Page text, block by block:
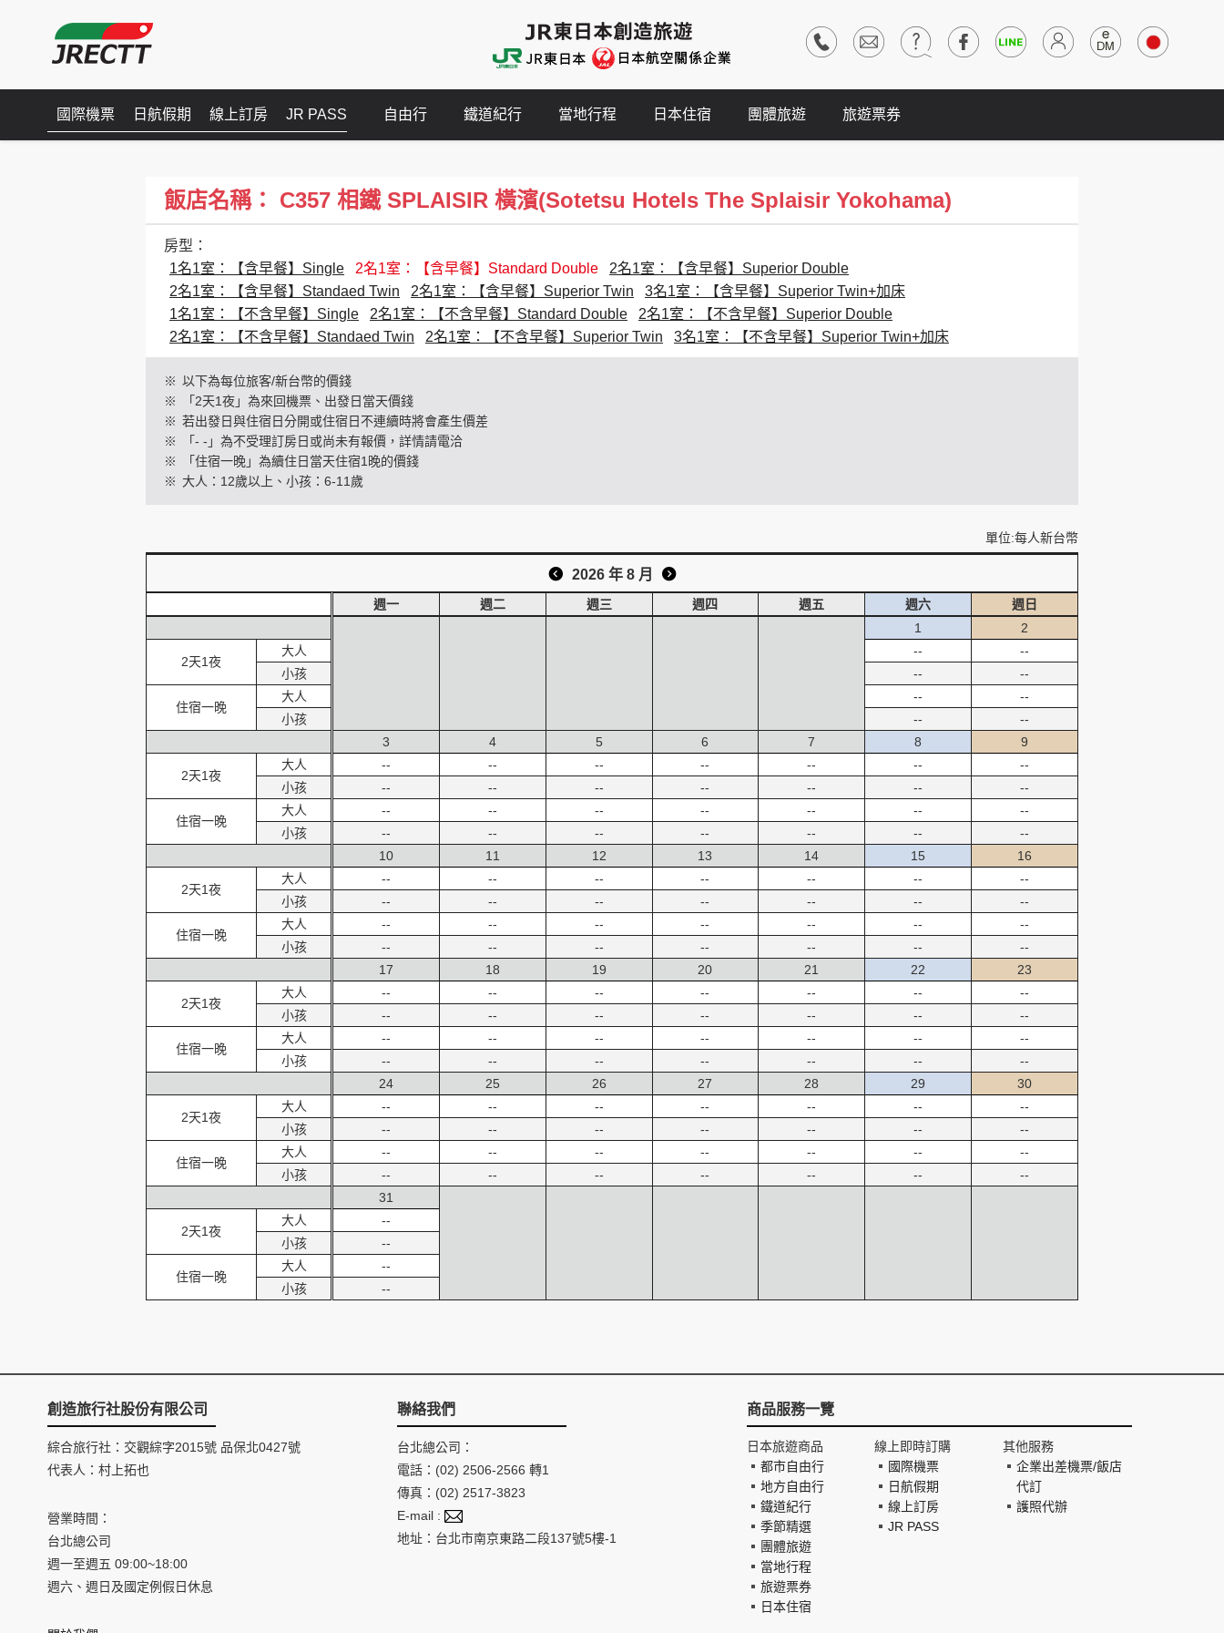
國際機票 日航假期 線上訂房 JR PASS 自由行 鐵道紀行 當地行程 日本住宿 團體旅遊 旅遊票券
飯店名稱： C357 相鐵 SPLAISIR 橫濱(Sotetsu Hotels The Splaisir Yokohama)
房型：
1名1室：【含早餐】Single
2名1室：【含早餐】Standard Double
2名1室：【含早餐】Superior Double
2名1室：【含早餐】Standaed Twin
2名1室：【含早餐】Superior Twin
3名1室：【含早餐】Superior Twin+加床
1名1室：【不含早餐】Single
2名1室：【不含早餐】Standard Double
2名1室：【不含早餐】Superior Double
2名1室：【不含早餐】Standaed Twin
2名1室：【不含早餐】Superior Twin 3名1室：【不含早餐】Superior Twin+加床
※ 以下為每位旅客/新台幣的價錢
※
「2天1夜」為來回機票、出發日當天價錢
※ 若出發日與住宿日分開或住宿日不連續時將會產生價差
※
「- -」為不受理訂房日或尚未有報價，詳情請電洽
※
「住宿一晚」為續住日當天住宿1晚的價錢
※ 大人：12歲以上、小孩：6-11歲
單位:每人新台幣
2026 年 8 月
2天1夜
大人
小孩
住宿一晚
大人
小孩
2天1夜
大人
小孩
住宿一晚
大人
小孩
2天1夜
大人
小孩
住宿一晚
大人
小孩
2天1夜
大人
小孩
住宿一晚
大人
小孩
2天1夜
大人
小孩
住宿一晚
大人
小孩
2天1夜
大人
小孩
住宿一晚
大人
小孩
週一 週二 週三 週四 週五 週六
週日
1
--
--
--
--
2
--
--
--
--
3
--
--
--
--
4
--
--
--
--
5
--
--
--
--
6
--
--
--
--
7
--
--
--
--
8
--
--
--
--
9
--
--
--
--
10
--
--
--
--
11
--
--
--
--
12
--
--
--
--
13
--
--
--
--
14
--
--
--
--
15
--
--
--
--
16
--
--
--
--
17
--
--
--
--
18
--
--
--
--
19
--
--
--
--
20
--
--
--
--
21
--
--
--
--
22
--
--
--
--
23
--
--
--
--
24
--
--
--
--
25
--
--
--
--
26
--
--
--
--
27
--
--
--
--
28
--
--
--
--
29
--
--
--
--
30
--
--
--
--
31
--
--
--
--
創造旅行社股份有限公司
綜合旅行社：交觀綜字2015號 品保北0427號
代表人：村上拓也
營業時間：
台北總公司
週一至週五 09:00~18:00
週六、週日及國定例假日休息
聯絡我們
台北總公司：
電話：(02) 2506-2566 轉1
傳真：(02) 2517-3823
E-mail :
地址：台北市南京東路二段137號5樓-1
商品服務一覽
日本旅遊商品
都市自由行
地方自由行
鐵道紀行
季節精選
團體旅遊
當地行程
旅遊票券
日本住宿
線上即時訂購
國際機票
日航假期
線上訂房
JR PASS
其他服務
企業出差機票/飯店
代訂
護照代辦